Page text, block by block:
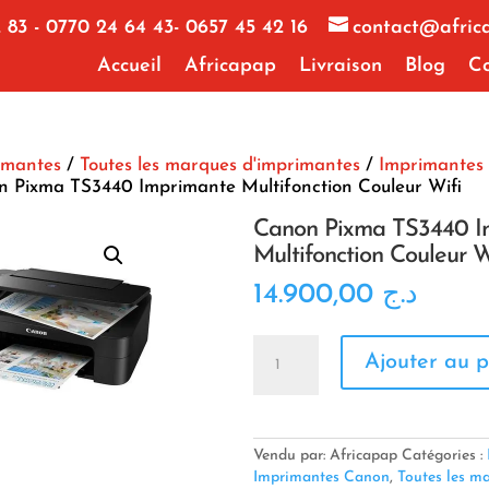
- 0770 24 64 43- 0657 45 42 16
Accueil
Africapap Livraison Blog
/ Toutes les marques d'imprimantes/
Imprimantes
Pixma TS3440 Imprimante Multifonction Couleur Wifi
Canon Pixma TS3440
Multifonction Couleur
د.ج 14.900,00
Imprimante
Multifonction
Ajouter au
Vendu par: Africapap Catégories :
Imprimantes Canon, Toutes les